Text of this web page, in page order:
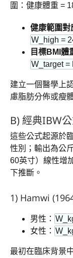
圍：健康體重 =
健康範圍對
W_high =
目標BMI體
W_target =
建立一個醫學上
慮脂肪分佈或瘦
B) 經典IBW
這些公式起源於
性別；輸出為公
60英寸）線性增
下推斷。
1) Hamwi
男性：
女性：
最初在臨床背景